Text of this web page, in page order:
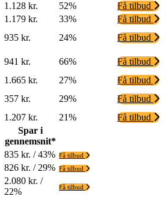
1.128 kr. 52%
Få tilbud
1.179 kr. 33%
Få tilbud
935 kr. 24%
Få tilbud
941 kr. 66%
Få tilbud
1.665 kr. 27%
Få tilbud
357 kr. 29%
Få tilbud
1.207 kr. 21%
Få tilbud
Spar i
gennemsnit*
835 kr. / 43% Få tilbud
826 kr. / 29% Få tilbud
2.080 kr. /
22%
Få tilbud